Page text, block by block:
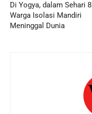
Di Yogya, dalam Sehari 8
Warga Isolasi Mandiri
Meninggal Dunia